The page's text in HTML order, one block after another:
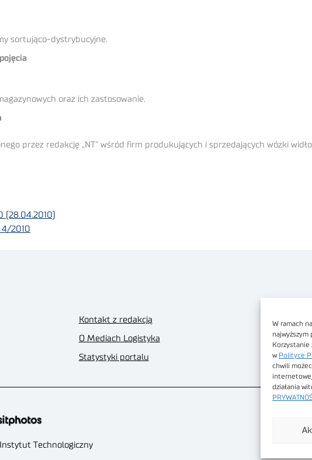
W ramach
Korzystanie
w Polityce
chwili
działania
sortująco-dystrybucyjne.
oraz ich zastosowanie.
przez redakcję „NT” wśród firm produkujących i sprzedających wózki
(28.04.2010)
4/2010
Kontakt z redakcją
O Mediach Logistyka
Statystyki portalu
Technologiczny